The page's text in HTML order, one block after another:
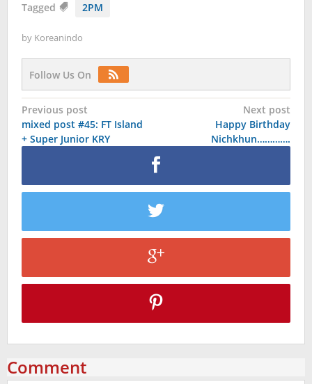
Tagged 2PM
by Koreanindo
Follow Us On
Post
navigation
Previous post
mixed post #45: FT Island
+ Super Junior KRY
Next post
Happy Birthday
Nichkhun………….
Comment